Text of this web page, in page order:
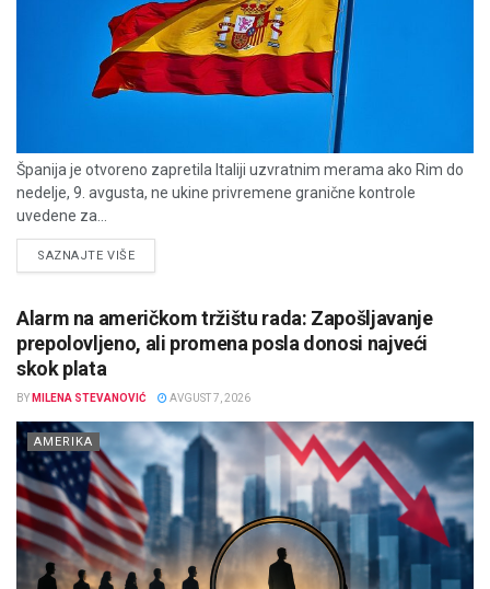
Španija je otvoreno zapretila Italiji uzvratnim merama ako Rim do
nedelje, 9. avgusta, ne ukine privremene granične kontrole
uvedene za...
SAZNAJTE VIŠEDETAILS
Alarm na američkom tržištu rada: Zapošljavanje
prepolovljeno, ali promena posla donosi najveći
skok plata
BY MILENA STEVANOVIĆ AVGUST 7, 2026
AMERIKA